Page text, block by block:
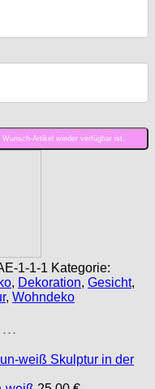
Artikel wieder verfügbar ist.
1-1-1 Kategorie:
, Dekoration, Gesicht,
, Wohndeko
…